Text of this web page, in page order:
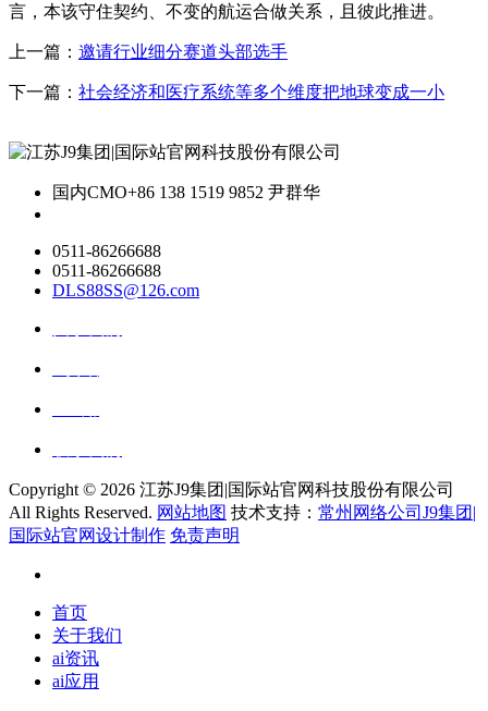
言，本该守住契约、不变的航运合做关系，且彼此推进。
上一篇： 邀请行业细分赛道头部选手
下一篇： 社会经济和医疗系统等多个维度把地球变成一小
国内CMO+86 138 1519 9852 尹群华
0511-86266688
0511-86266688
DLS88SS@126.com
Copyright © 2026 江苏J9集团|国际站官网科技股份有限公司
All Rights Reserved. 网站地图 技术支持： 常州网络公司J9集团|
国际站官网设计制作 免责声明
首页
关于我们
ai资讯
ai应用